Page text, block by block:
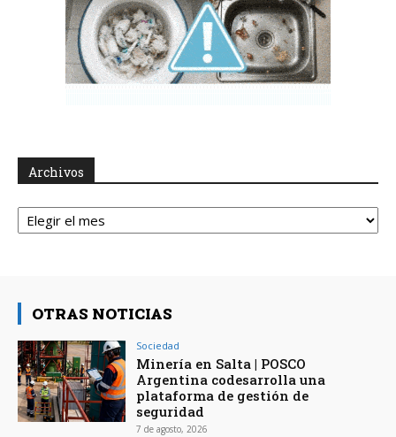
Archivos
Archivos
OTRAS NOTICIAS
Sociedad
Minería en Salta | POSCO
Argentina codesarrolla una
plataforma de gestión de
seguridad
7 de agosto, 2026